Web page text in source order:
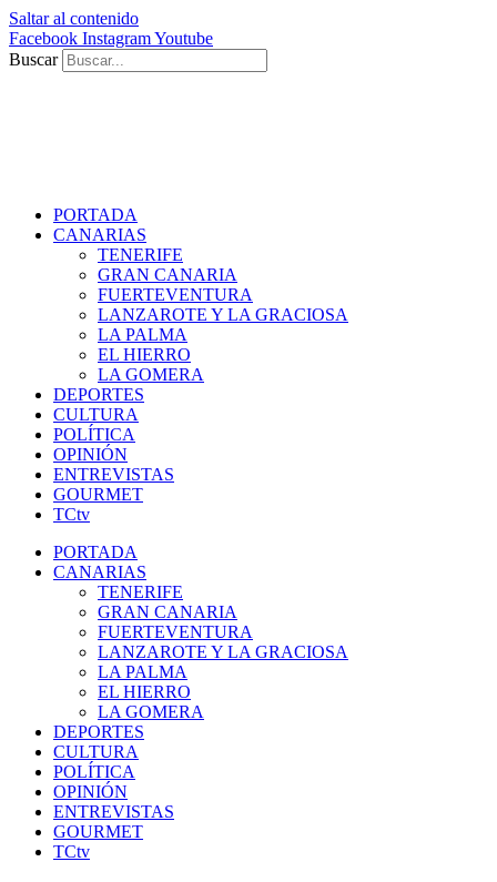
Saltar al contenido
Facebook InstagramYoutube
Buscar
PORTADA
CANARIAS
TENERIFE
GRAN CANARIA
FUERTEVENTURA
LANZAROTE Y LA GRACIOSA
LA PALMA
EL HIERRO
LA GOMERA
DEPORTES
CULTURA
POLÍTICA
OPINIÓN
ENTREVISTAS
GOURMET
TCtv
PORTADA
CANARIAS
TENERIFE
GRAN CANARIA
FUERTEVENTURA
LANZAROTE Y LA GRACIOSA
LA PALMA
EL HIERRO
LA GOMERA
DEPORTES
CULTURA
POLÍTICA
OPINIÓN
ENTREVISTAS
GOURMET
TCtv